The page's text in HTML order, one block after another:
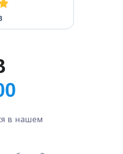
в нашем